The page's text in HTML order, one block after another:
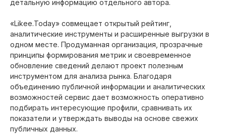
детальную информацию отдельного автора.
«Likee.Today» совмещает открытый рейтинг,
аналитические инструменты и расширенные выгрузки в
одном месте. Продуманная организация, прозрачные
принципы формирования метрик и своевременное
обновление сведений делают проект полезным
инструментом для анализа рынка. Благодаря
объединению публичной информации и аналитических
возможностей сервис дает возможность оперативно
подбирать интересующие профили, сравнивать их
показатели и утверждать выводы на основе свежих
публичных данных.